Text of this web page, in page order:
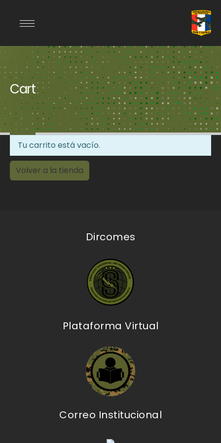
Cart
Tu carrito está vacío.
Volver a la tienda
Dircomes
Plataforma Virtual
Correo Institucional